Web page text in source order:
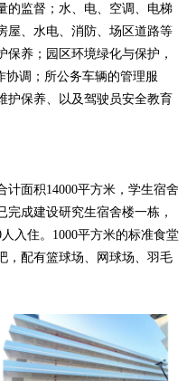
的监督；水、电、空调、电梯
屋、水电、消防、场区道路等
养；园区环境绿化与保护，
协调；所公务车辆的管理服
护保养、以及驾驶员安全教育
面积14000平方米，学生宿舍
完成建设研究生宿舍楼一栋，
入住。1000平方米的标准食堂
，配有篮球场、网球场、羽毛